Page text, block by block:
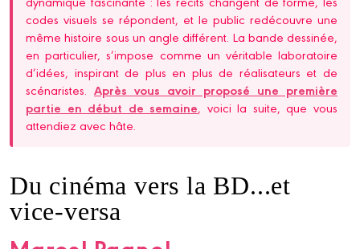
codes visuels se répondent, et le public redécouvre une
même histoire sous un angle différent. La bande dessinée,
en particulier, s’impose comme un véritable laboratoire
d’idées, inspirant de plus en plus de réalisateurs et de
scénaristes. Après vous avoir proposé une première
partie en début de semaine, voici la suite, que vous
attendiez avec hâte.
Du cinéma vers la BD...et
vice-versa